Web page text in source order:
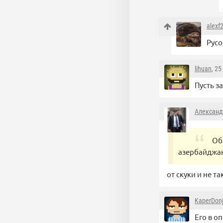
lihuan,
Пусть
от скуки и не
Его в